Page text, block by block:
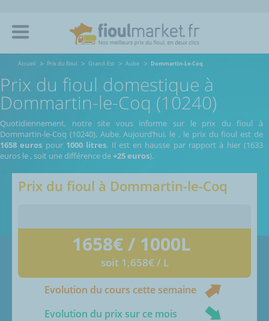
Accueil Prix du fioul Grand-Est Aube Dommartin-Le-Coq
Prix du fioul domestique à
Dommartin-le-Coq (10240)
Quotidiennement, notre site vous informe sur le prix du fioul à
Dommartin-le-Coq (10240), Aube.Aujourd’hui, le , le prix du fioul est de
1658 euros pour 1000 litres. Il est en hausse par rapport à hier (1633
euros le , soit une différence de+25 euros).
Prix du fioul à Dommartin-le-Coq
1658€ / 1000L
soit 1,658€ / L
Evolution du cours cette semaine
Evolution du prix sur ce mois